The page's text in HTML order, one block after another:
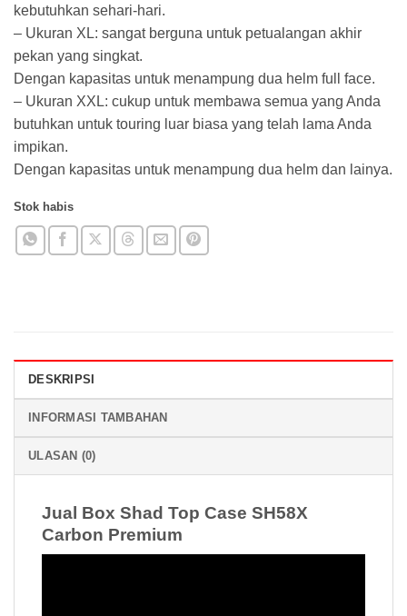
kebutuhkan sehari-hari.
– Ukuran XL: sangat berguna untuk petualangan akhir
pekan yang singkat.
Dengan kapasitas untuk menampung dua helm full face.
– Ukuran XXL: cukup untuk membawa semua yang Anda
butuhkan untuk touring luar biasa yang telah lama Anda
impikan.
Dengan kapasitas untuk menampung dua helm dan lainya.
Stok habis
DESKRIPSI
INFORMASI TAMBAHAN
ULASAN (0)
Jual Box Shad Top Case SH58X
Carbon Premium